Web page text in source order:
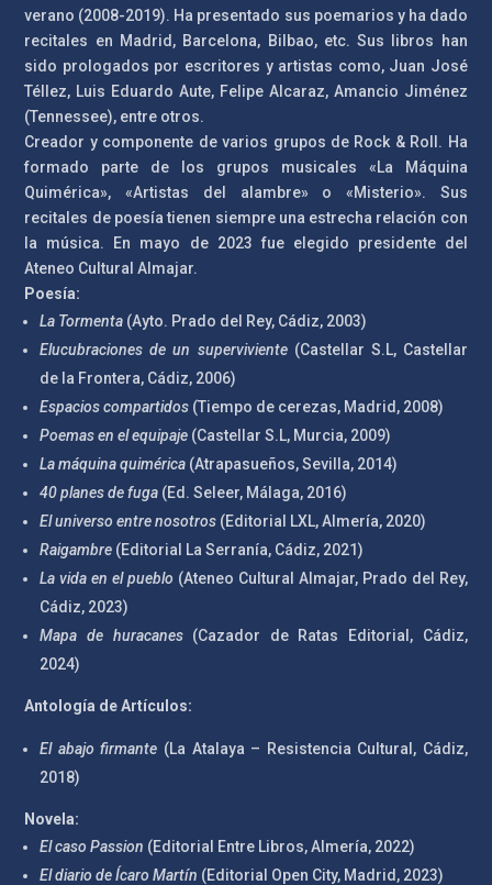
verano (2008-2019). Ha presentado sus poemarios y ha dado
recitales en Madrid, Barcelona, Bilbao, etc. Sus libros han
sido prologados por escritores y artistas como, Juan José
Téllez, Luis Eduardo Aute, Felipe Alcaraz, Amancio Jiménez
(Tennessee), entre otros.
Creador y componente de varios grupos de Rock & Roll. Ha
formado parte de los grupos musicales «La Máquina
Quimérica», «Artistas del alambre» o «Misterio». Sus
recitales de poesía tienen siempre una estrecha relación con
la música. En mayo de 2023 fue elegido presidente del
Ateneo Cultural Almajar.
Poesía:
La Tormenta (Ayto. Prado del Rey, Cádiz, 2003)
Elucubraciones de un superviviente(Castellar S.L, Castellar
de la Frontera, Cádiz, 2006)
Espacios compartidos (Tiempo de cerezas, Madrid, 2008)
Poemas en el equipaje (Castellar S.L, Murcia, 2009)
La máquina quimérica (Atrapasueños, Sevilla, 2014)
40 planes de fuga (Ed. Seleer, Málaga, 2016)
El universo entre nosotros (Editorial LXL, Almería, 2020)
Raigambre (Editorial La Serranía, Cádiz, 2021)
La vida en el pueblo (Ateneo Cultural Almajar, Prado del Rey,
Cádiz, 2023)
Mapa de huracanes(Cazador de Ratas Editorial, Cádiz,
2024)
Antología de Artículos:
El abajo firmante (La Atalaya – Resistencia Cultural, Cádiz,
2018)
Novela:
El caso Passion (Editorial Entre Libros, Almería, 2022)
El diario de Ícaro Martín (Editorial Open City, Madrid, 2023)